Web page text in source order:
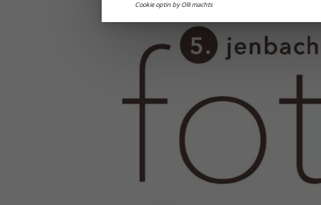
Cookie optin by Olli machts